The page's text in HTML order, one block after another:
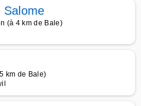
(à 4 km de Bale)
km de Bale)